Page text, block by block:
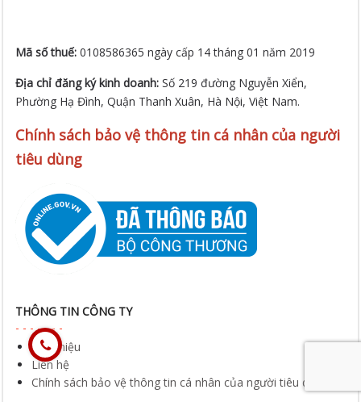
Phường Hạ Đình, Quận Thanh Xuân, Hà Nội, Việt Nam.
Chính sách bảo vệ thông tin cá nhân của người
tiêu dùng
THÔNG TIN CÔNG TY
Liên hệ
Chính sách bảo vệ thông tin cá nhân của người tiêu dùng
CHÍNH SÁCH CHUNG